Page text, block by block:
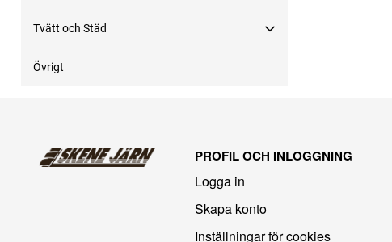
Tvätt och Städ
Övrigt
PROFIL OCH INLOGGNING
Logga in
Skapa konto
Inställningar för cookies